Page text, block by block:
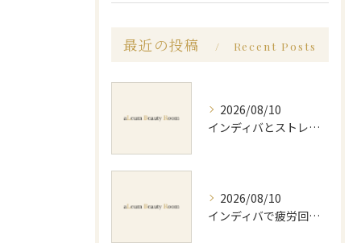
最近の投稿 Recent Posts
2026/08/10
インディバとストレッチで体質改善を効率化する継続活用ガイド
2026/08/10
インディバで疲労回復を実感する効果的な使い方大阪府交野市私部南のポイント